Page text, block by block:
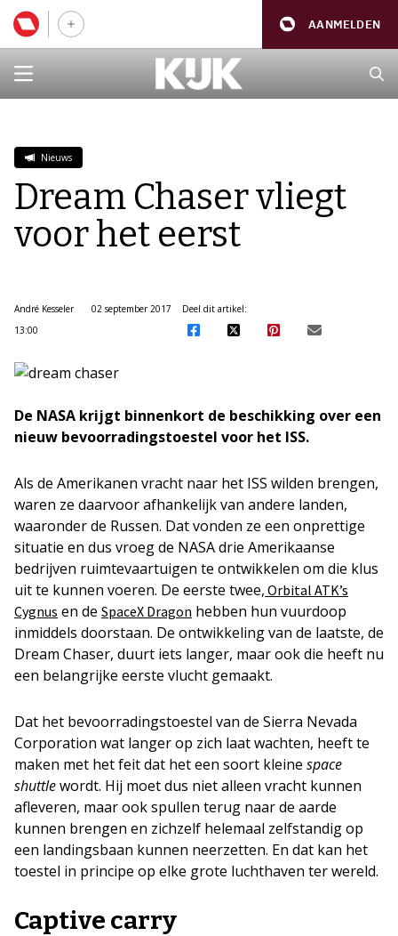
AANMELDEN
Nieuws
Dream Chaser vliegt
voor het eerst
André Kesseler
02 september 2017
13:00
Deel dit artikel:
De NASA krijgt binnenkort de beschikking over een
nieuw bevoorradingstoestel voor het ISS.
Als de Amerikanen vracht naar het ISS wilden brengen,
waren ze daarvoor afhankelijk van andere landen,
waaronder de Russen. Dat vonden ze een onprettige
situatie en dus vroeg de NASA drie Amerikaanse
bedrijven ruimtevaartuigen te ontwikkelen om die klus
uit te kunnen voeren. De eerste twee, Orbital ATK’s
Cygnus en de SpaceX Dragon hebben hun vuurdoop
inmiddels doorstaan. De ontwikkeling van de laatste, de
Dream Chaser, duurt iets langer, maar ook die heeft nu
een belangrijke eerste vlucht gemaakt.
Dat het bevoorradingstoestel van de Sierra Nevada
Corporation wat langer op zich laat wachten, heeft te
maken met het feit dat het een soort kleine space
shuttlewordt. Hij moet dus niet alleen vracht kunnen
afleveren, maar ook spullen terug naar de aarde
kunnen brengen en zichzelf helemaal zelfstandig op
een landingsbaan kunnen neerzetten. En dat kan het
toestel in principe op elke grote luchthaven ter wereld.
Captive carry